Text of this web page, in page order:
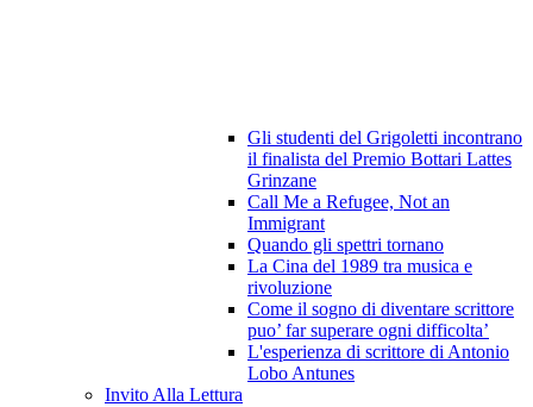
Gli studenti del Grigoletti incontrano
il finalista del Premio Bottari Lattes
Grinzane
Call Me a Refugee, Not an
Immigrant
Quando gli spettri tornano
La Cina del 1989 tra musica e
rivoluzione
Come il sogno di diventare scrittore
puo’ far superare ogni difficolta’
L'esperienza di scrittore di Antonio
Lobo Antunes
Invito Alla Lettura